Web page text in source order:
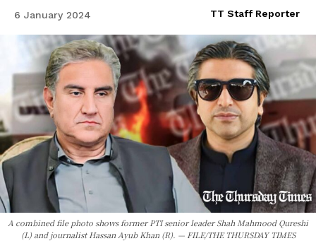
TT Staff Reporter
6 January 2024
A combined file photo shows former PTI senior leader Shah Mahmood Qureshi
(L) and journalist Hassan Ayub Khan (R). — FILE/THE THURSDAY TIMES